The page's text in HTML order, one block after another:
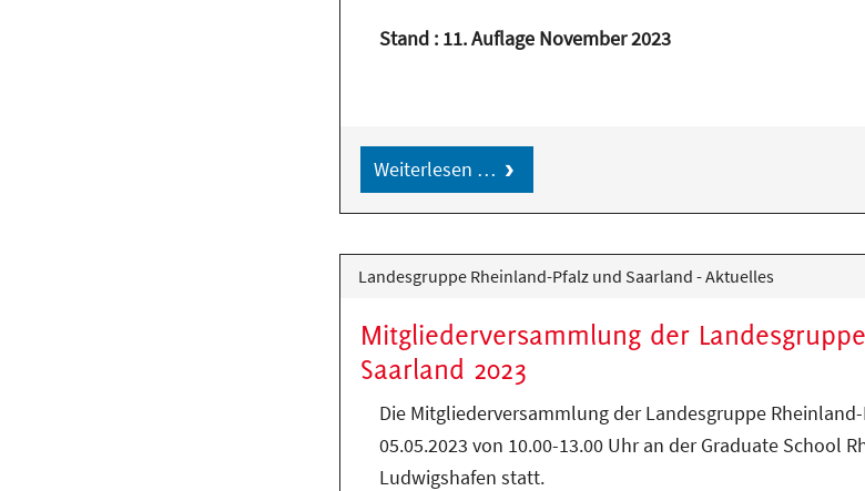
Stand : 11. Auflage November 2023
Weiterlesen …
Landesgruppe Rheinland-Pfalz und Saarland - Aktuelles
Mitgliederversammlung der
Saarland 2023
Die Mitgliederversammlung der Landesgruppe
05.05.2023 von 10.00-13.00 Uhr an der Graduate School
Ludwigshafen statt.